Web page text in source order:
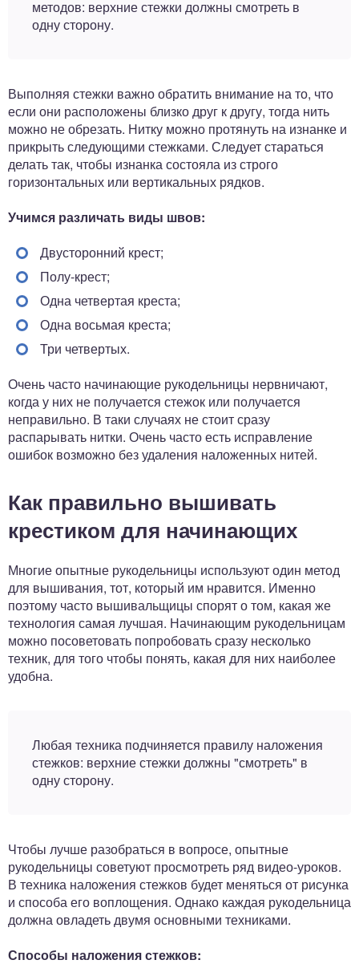
методов: верхние стежки должны смотреть в
одну сторону.
Выполняя стежки важно обратить внимание на то, что
если они расположены близко друг к другу, тогда нить
можно не обрезать. Нитку можно протянуть на изнанке и
прикрыть следующими стежками. Следует стараться
делать так, чтобы изнанка состояла из строго
горизонтальных или вертикальных рядков.
Учимся различать виды швов:
Двусторонний крест;
Полу-крест;
Одна четвертая креста;
Одна восьмая креста;
Три четвертых.
Очень часто начинающие рукодельницы нервничают,
когда у них не получается стежок или получается
неправильно. В таки случаях не стоит сразу
распарывать нитки. Очень часто есть исправление
ошибок возможно без удаления наложенных нитей.
Как правильно вышивать
крестиком для начинающих
Многие опытные рукодельницы используют один метод
для вышивания, тот, который им нравится. Именно
поэтому часто вышивальщицы спорят о том, какая же
технология самая лучшая. Начинающим рукодельницам
можно посоветовать попробовать сразу несколько
техник, для того чтобы понять, какая для них наиболее
удобна.
Любая техника подчиняется правилу наложения
стежков: верхние стежки должны "смотреть" в
одну сторону.
Чтобы лучше разобраться в вопросе, опытные
рукодельницы советуют просмотреть ряд видео-уроков.
В техника наложения стежков будет меняться от рисунка
и способа его воплощения. Однако каждая рукодельница
должна овладеть двумя основными техниками.
Способы наложения стежков: